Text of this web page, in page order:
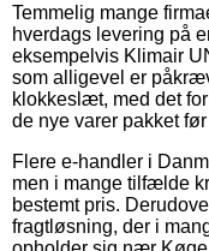
Temmelig mange
hverdags levering på
eksempelvis Klimair
som alligevel er
klokkeslæt, med det
de nye varer pakket
Flere e-handler i
men i mange tilfælde
bestemt pris.
fragtløsning, der i